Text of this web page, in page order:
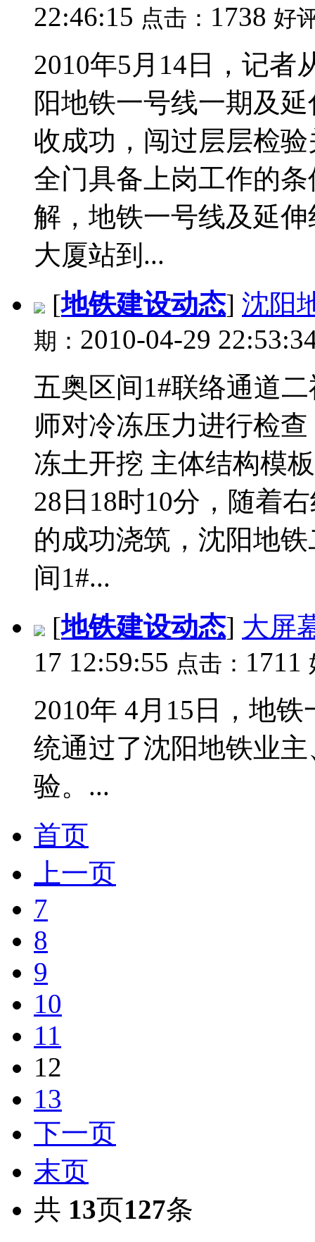
22:46:15 点击： 1738 好
2010年5月14日，记者
阳地铁一号线一期及
收成功，闯过层层检
全门具备上岗工作的
解，地铁一号线及延
大厦站到...
[地铁建设动态] 沈阳
期： 2010-04-29
五奥区间1#联络通道
师对冷冻压力进行检
冻土开挖 主体结构模
28日18时10分，随着
的成功浇筑，沈阳地
间1#...
[地铁建设动态] 大屏
17 12:59:55 点击： 1711
2010年 4月15日，地
统通过了沈阳地铁业
验。...
首页
上一页
7
8
9
10
11
12
13
下一页
末页
共 13页127条